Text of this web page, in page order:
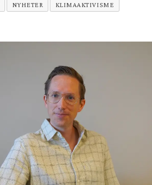
NYHETER KLIMAAKTIVISME